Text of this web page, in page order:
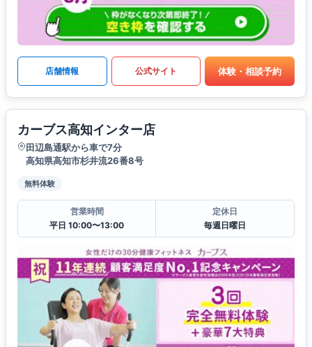
店舗情報 公式サイト 体験・相談予約
カーブス高知インター店
田辺島通駅から車で7分
高知県高知市杉井流26番8号
無料体験
営業時間
平日 10:00〜13:00
定休日
毎週日曜日